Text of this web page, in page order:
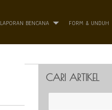
LAPORAN BENCANA FORM & UNDUH
CARI ARTIKEL